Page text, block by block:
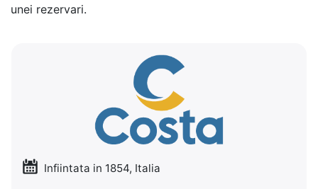
unei rezervari.
Infiintata in 1854, Italia